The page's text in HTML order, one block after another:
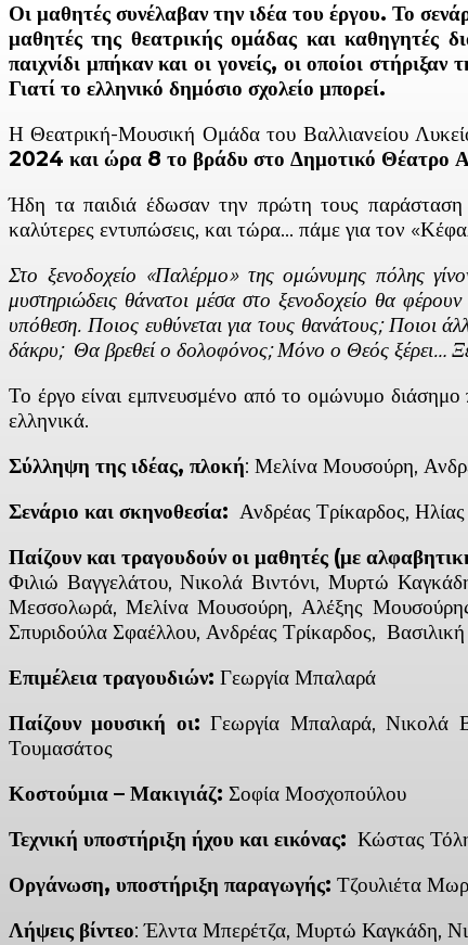
Οι μαθητές συνέλαβαν την ιδέα του έργου. Το
μαθητές της θεατρικής ομάδας και καθηγητές
παιχνίδι μπήκαν και οι γονείς, οι οποίοι
Γιατί το ελληνικό δημόσιο σχολείο μπορεί.
Η Θεατρική-Μουσική Ομάδα του Βαλλιανείου
2024 και ώρα 8 το βράδυ στο Δημοτικό
Ήδη τα παιδιά έδωσαν την πρώτη τους παράσταση
καλύτερες εντυπώσεις, και τώρα… πάμε για τον
Στο ξενοδοχείο «Παλέρμο» της ομώνυμης πόλης
μυστηριώδεις θάνατοι μέσα στο ξενοδοχείο θα
υπόθεση. Ποιος ευθύνεται για τους θανάτους; Ποιοι
δάκρυ; Θα βρεθεί ο δολοφόνος; Μόνο ο Θεός ξέρει…
Το έργο είναι εμπνευσμένο από το ομώνυμο διάσημο
ελληνικά.
Σύλληψη της ιδέας, πλοκή: Μελίνα Μουσούρη,
Σενάριο και σκηνοθεσία: Ανδρέας Τρίκαρδος,
Παίζουν και τραγουδούν οι μαθητές (με
Φιλιώ Βαγγελάτου, Νικολά Βιντόνι, Μυρτώ
Μεσσολωρά, Μελίνα Μουσούρη, Αλέξης
Σπυριδούλα Σφαέλλου, Ανδρέας Τρίκαρδος,
Επιμέλεια τραγουδιών: Γεωργία Μπαλαρά
Παίζουν μουσική οι: Γεωργία Μπαλαρά, Νικολά
Τουμασάτος
Κοστούμια – Μακιγιάζ: Σοφία Μοσχοπούλου
Τεχνική υποστήριξη ήχου και εικόνας: Κώστας
Οργάνωση, υποστήριξη παραγωγής: Τζουλιέτα
Λήψεις βίντεο: Έλντα Μπερέτζα, Μυρτώ Καγκάδη,